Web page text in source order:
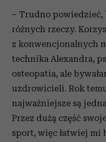
– Trudno powiedzieć,
różnych rzeczy.
z konwencjonalnych
technika Alexandra,
osteopatia, ale
uzdrowicieli. Rok
najważniejsze są
Przez dużą część
sport, więc łatwiej mi